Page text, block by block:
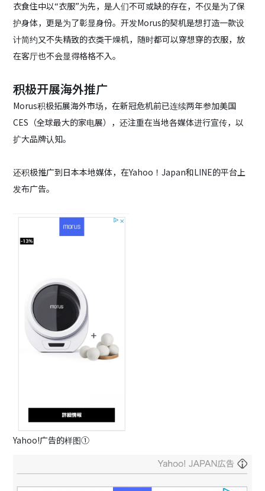
衣食住中以“衣服”为先，是人们不可或缺的存在，不仅是为了保
护身体，更是为了彰显身份。开发Morus的契机是想打造一款设
计简约又不失精致的衣类干燥机，随时都可以穿想穿的衣服，放
在客厅也不会显得格格不入。
积极开展海外推广
Morus积极拓展海外市场，在新冠危机前已连续两年参加美国
CES（全球最大的家电展），还注重在当地各媒体进行宣传，以
扩大品牌认知。
还积极推广到日本本地媒体，在Yahoo！Japan和LINE的平台上
发布广告。
Yahoo!广告的样图①